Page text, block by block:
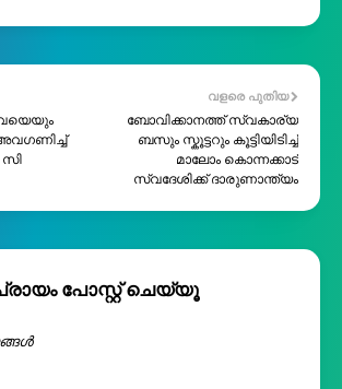
വളരെ പുതിയ
ബോവിക്കാനത്ത് സ്വകാര്യ
ബസും സ്കൂട്ടറും കൂട്ടിയിടിച്ച്
മാലോം കൊന്നക്കാട്
സ്വദേശിക്ക് ദാരുണാന്ത്യം
പോസ്റ്റ് ചെയ്യൂ